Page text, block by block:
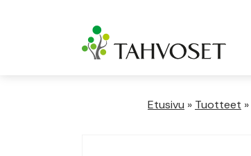
Etusivu » Tuotteet »